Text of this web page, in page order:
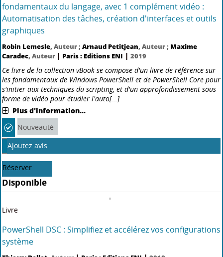
fonctionnalités du logiciel de Présentation Assistée par Ordinateur
Microsoft® PowerPoint ; il a été rédigé avec la version 2019 de
PowerPoint et intègre les nouveautés et di[...]
Ajoutez avis
Réserver
Disponible